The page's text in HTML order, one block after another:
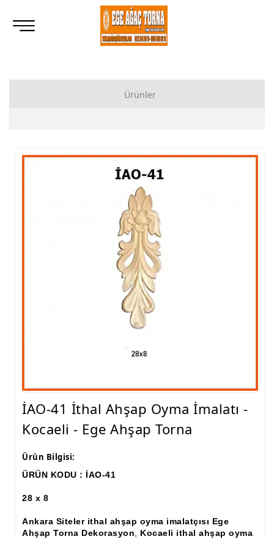
Ürünler
Tornalı Ahşap Ayak, Ahşap Topuz Ayak İmalatı, Modelleri
Ham Ahşap Göbekli Masa Ayak İmalatı, Modelleri
Ham Ahşap Yemek Masası İmalatı, Modelleri
Ham Ahşap Sandalye İmalatı, Modelleri
Ham Ahşap Zigon Sehpa İmalatı, Modelleri
Ham Ahşap Fiskos Sehpa İmalatı, Modelleri
Ham Ahşap Orta ve Yan Sehpa İmalatı, Modelleri
Ham Ahşap Konsol İmalatı, Modelleri
Ham Ahşap Saksılık Çiçeklik İmalatı, Modelleri
Ham Ahşap Makyaj Masası İmalatı Modelleri
Ham Ahşap Çalışma Masası İmalatı, Modelleri
Ham Ahşap Boy Aynası İmalatı, Modelleri
İAO-41 İthal Ahşap Oyma İmalatı -
Kocaeli - Ege Ahşap Torna
Ürün Bilgisi:
ÜRÜN KODU : İAO-41
28 x 8
Ankara Siteler ithal ahşap oyma imalatçısı Ege
Ahşap Torna Dekorasyon
Kocaeli ithal ahşap oyma